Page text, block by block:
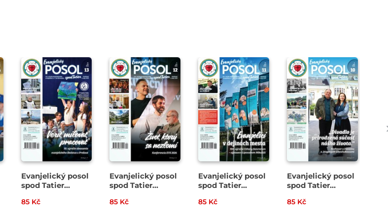
Evanjelický posol
spod Tatier
85 Kč
Evanjelický posol
spod Tatier
85 Kč
Evanjelický posol
spod Tatier
85 Kč
Evanjelický posol
spod Tatier
85 Kč